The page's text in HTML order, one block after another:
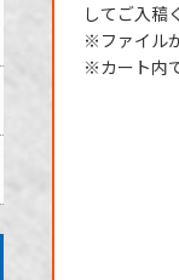
してご入稿
※ファイル
※カート内